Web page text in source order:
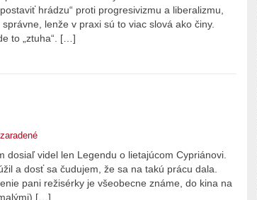
hrádzu“ proti progresivizmu a liberalizmu,
lenže v praxi sú to viac slová ako činy.
to „ztuha“. […]
dosiaľ videl len Legendu o lietajúcom Cypriánovi.
a dosť sa čudujem, že sa na takú prácu dala.
pani režisérky je všeobecne známe, do kina na
[…]